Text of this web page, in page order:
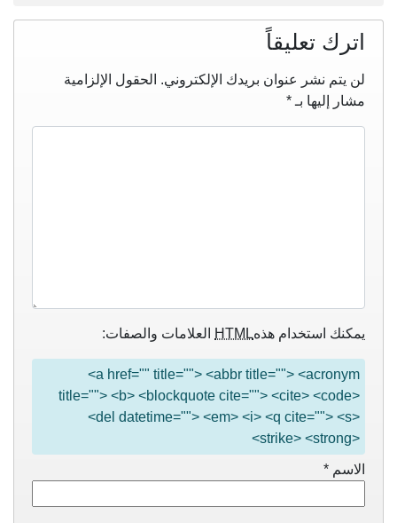
اترك تعليقاً
لن يتم نشر عنوان بريدك الإلكتروني. الحقول الإلزامية
مشار إليها بـ *
يمكنك استخدام هذهHTML العلامات والصفات:
<a href="" title=""> <abbr title=""> <acronym
title=""> <b> <blockquote cite=""> <cite> <code>
<del datetime=""> <em> <i> <q cite=""> <s>
<strike> <strong>
الاسم *